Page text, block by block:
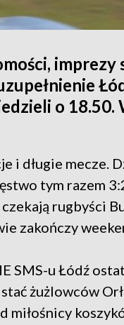
o 18.50.
i długie
tym razem
rugbyści
zakończy
SMS-u Łódź
żużlowców
miłośnicy